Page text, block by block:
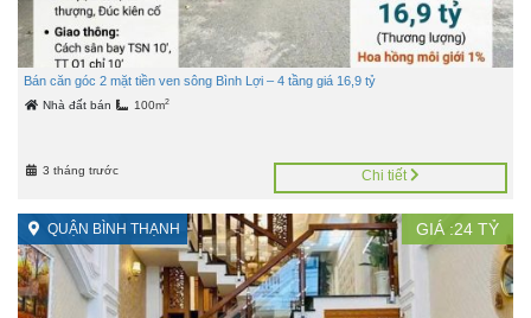
Bán căn góc 2 mặt tiền ven sông Bình Lợi – 4 tầng giá 16,9 tỷ
Nhà đất bán 100m2
3 tháng trước Chi tiết
QUẬN BÌNH THẠNH GIÁ :24 TỶ